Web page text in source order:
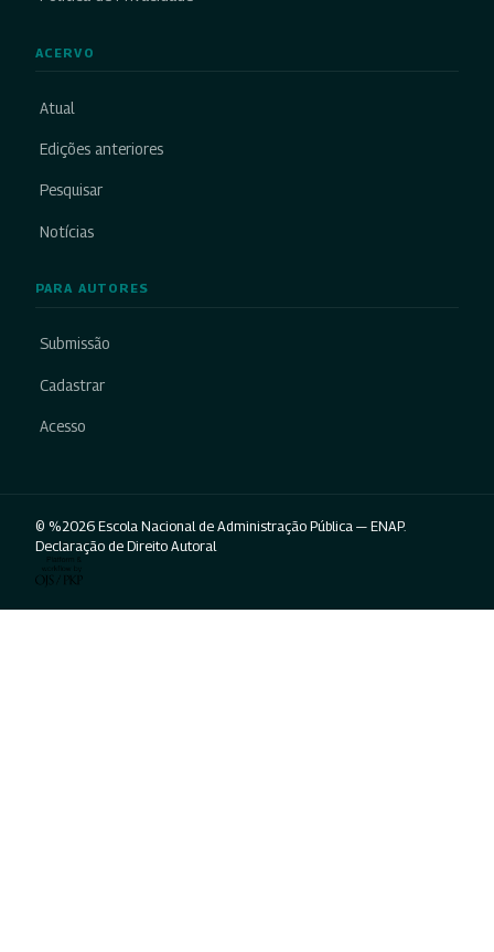
ACERVO
Atual
Edições anteriores
Pesquisar
Notícias
PARA AUTORES
Submissão
Cadastrar
Acesso
© %2026 Escola Nacional de Administração Pública — ENAP.
Declaração de Direito Autoral